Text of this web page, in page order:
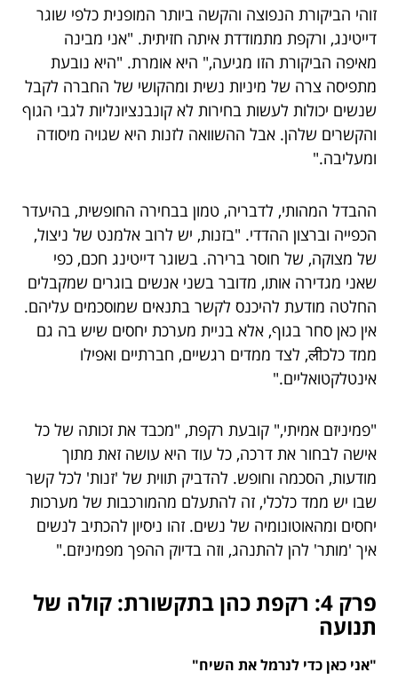
זוהי הביקורת הנפוצה והקשה ביותר המופנית כלפי שוגר
דייטינג, ורקפת מתמודדת איתה חזיתית. "אני מבינה
מאיפה הביקורת הזו מגיעה," היא אומרת. "היא נובעת
מתפיסה צרה של מיניות נשית ומהקושי של החברה לקבל
שנשים יכולות לעשות בחירות לא קונבנציונליות לגבי הגוף
והקשרים שלהן. אבל ההשוואה לזנות היא שגויה מיסודה
ומעליבה."
ההבדל המהותי, לדבריה, טמון בבחירה החופשית, בהיעדר
הכפייה וברצון ההדדי. "בזנות, יש לרוב אלמנט של ניצול,
של מצוקה, של חוסר ברירה. בשוגר דייטינג חכם, כפי
שאני מגדירה אותו, מדובר בשני אנשים בוגרים שמקבלים
החלטה מודעת להיכנס לקשר בתנאים שמוסכמים עליהם.
אין כאן סחר בגוף, אלא בניית מערכת יחסים שיש בה גם
ממד כלכली, לצד ממדים רגשיים, חברתיים ואפילו
אינטלקטואליים."
"פמיניזם אמיתי," קובעת רקפת, "מכבד את זכותה של כל
אישה לבחור את דרכה, כל עוד היא עושה זאת מתוך
מודעות, הסכמה וחופש. להדביק תווית של 'זנות' לכל קשר
שבו יש ממד כלכלי, זה להתעלם מהמורכבות של מערכות
יחסים ומהאוטונומיה של נשים. זהו ניסיון להכתיב לנשים
איך 'מותר' להן להתנהג, וזה בדיוק ההפך מפמיניזם."
פרק 4: רקפת כהן בתקשורת: קולה של
תנועה
"אני כאן כדי לנרמל את השיח"